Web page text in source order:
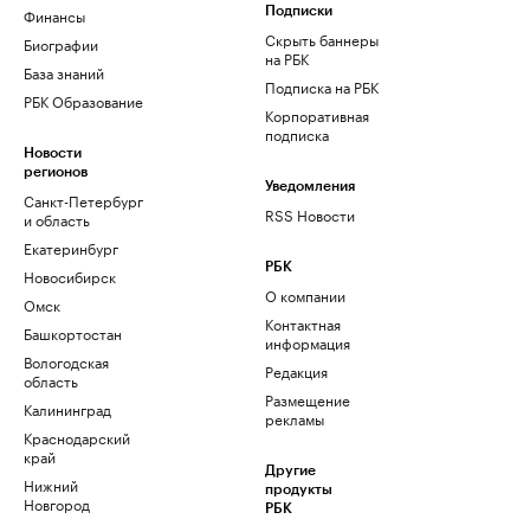
Финансы
Биографии
База знаний
РБК Образование
Новости
регионов
Санкт-Петербург
и область
Екатеринбург
Новосибирск
Омск
Башкортостан
Вологодская
область
Калининград
Краснодарский
край
Нижний
Новгород
Подписки
Скрыть баннеры
на РБК
Подписка на РБК
Корпоративная
подписка
Уведомления
RSS Новости
РБК
О компании
Контактная
информация
Редакция
Размещение
рекламы
Другие
продукты
РБК